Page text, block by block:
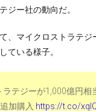
ジー社の動向だ。
、マイクロストラテジ
ている様子。
ラテジーが1,000億円相
加購入 https://t.co/